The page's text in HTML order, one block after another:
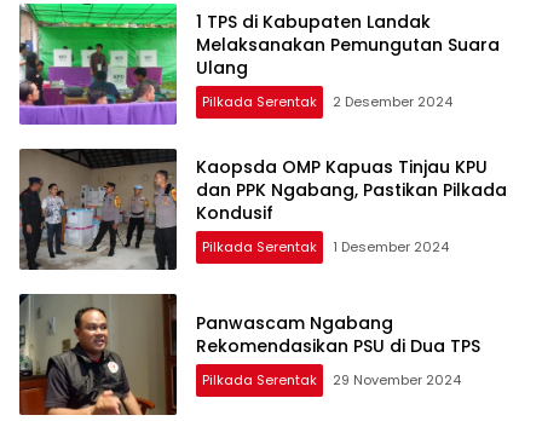
1 TPS di Kabupaten Landak
Melaksanakan Pemungutan Suara
Ulang
Pilkada Serentak 2 Desember 2024
Kaopsda OMP Kapuas Tinjau KPU
dan PPK Ngabang, Pastikan Pilkada
Kondusif
Pilkada Serentak 1 Desember 2024
Panwascam Ngabang
Rekomendasikan PSU di Dua TPS
Pilkada Serentak 29 November 2024